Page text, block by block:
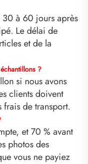
30 à 60 jours après
Le délai de
et de la
?
si nous avons
clients doivent
de transport.
et 70 % avant
photos des
vous ne payiez